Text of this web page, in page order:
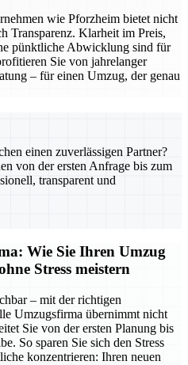
wie Pforzheim bietet nicht
Transparenz. Klarheit im Preis,
pünktliche Abwicklung sind für
Sie von jahrelanger
– für einen Umzug, der genau
einen zuverlässigen Partner?
von der ersten Anfrage bis zum
transparent und
Wie Sie Ihren Umzug
Stress meistern
– mit der richtigen
Umzugsfirma übernimmt nicht
Sie von der ersten Planung bis
So sparen Sie sich den Stress
konzentrieren: Ihren neuen